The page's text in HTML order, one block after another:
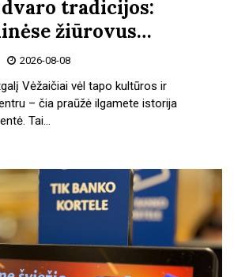
tradicijos:
žiūrovus…
2026-08-08
Vėžaičiai vėl tapo kultūros ir
– čia praūžė ilgamete istorija
Tai…